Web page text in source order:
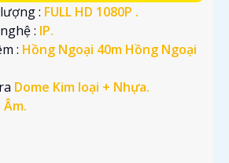
: FULL HD 1080P .
: IP.
: Hồng Ngoại 40m Hồng Ngoại
Dome Kim loại + Nhựa.